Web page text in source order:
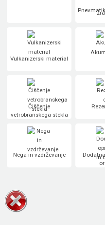
Vulkanizerski material
Čiščenje
vetrobranskega stekla
Nega in vzdrževanje